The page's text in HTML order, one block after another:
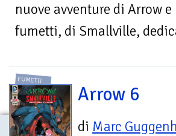
nuove avventure di Arrow
fumetti, di Smallville,
FUMETTI
Arrow 6
di Marc